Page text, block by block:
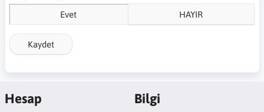
Evet HAYIR
Kaydet
Hesap Bilgi